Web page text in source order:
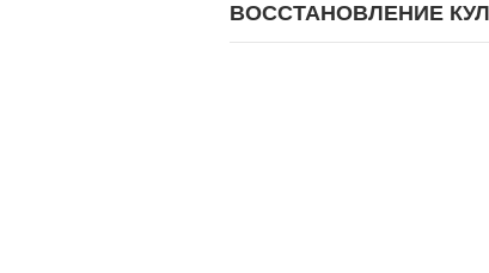
ВОССТАНОВЛЕНИЕ